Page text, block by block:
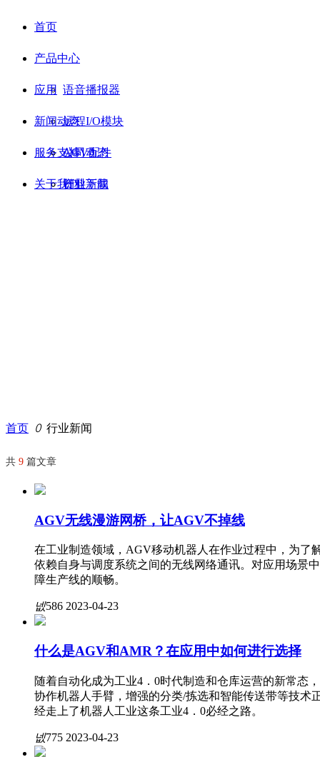
首页
产品中心
语音播报器
远程I/O模块
AGV配件
应用
新闻动态
公司动态
行业新闻
服务支持
资料下载
关于我们
首页 ꄲ 行业新闻
共 9 篇文章
AGV无线漫游网桥，让AGV不掉线
在工业制造领域，AGV移动机器人在作业过程中，为了
依赖自身与调度系统之间的无线网络通讯。对应用场景
障生产线的顺畅。
넶586 2023-04-23
什么是AGV和AMR？在应用中如何进行选择
随着自动化成为工业4．0时代制造和仓库运营的新常态
协作机器人手臂，增强的分类/拣选和智能传送带等技
经走上了机器人工业这条工业4．0必经之路。
넶775 2023-04-23